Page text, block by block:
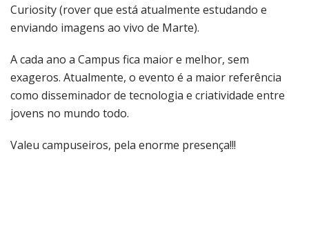
Curiosity (rover que está atualmente estudando e
enviando imagens ao vivo de Marte).
A cada ano a Campus fica maior e melhor, sem
exageros. Atualmente, o evento é a maior referência
como disseminador de tecnologia e criatividade entre
jovens no mundo todo.
Valeu campuseiros, pela enorme presença!!!